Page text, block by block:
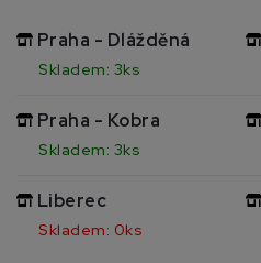
Praha - Dlážděná
Skladem: 3ks
Praha - Kobra
Skladem: 3ks
Liberec
Skladem: 0ks